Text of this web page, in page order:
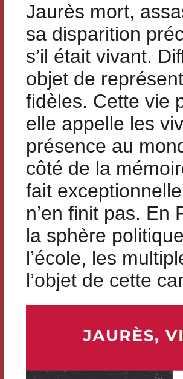
Jaurès mort,
sa disparition
s’il était vivant.
objet de
fidèles. Cette vie
elle appelle les
présence au
côté de la
fait
n’en finit pas. En
la sphère
l’école, les
l’objet de cette